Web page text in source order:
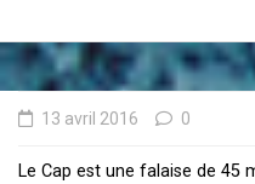
13 avril 2016 0
Le Cap est une falaise de 45